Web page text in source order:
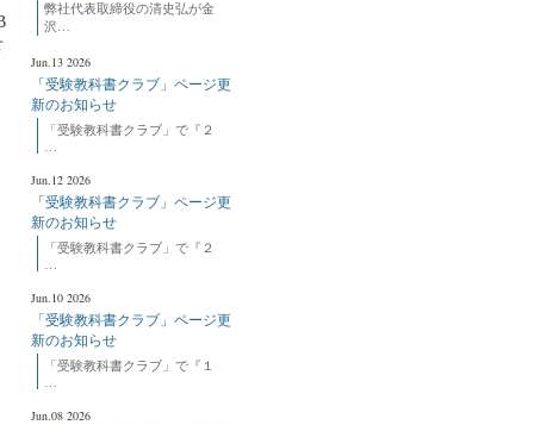
弊社代表取締役の清史弘が金
沢…
Jun.13 2026
「受験教科書クラブ」ページ更
新のお知らせ
「受験教科書クラブ」で『２
Jun.12 2026
「受験教科書クラブ」ページ更
新のお知らせ
「受験教科書クラブ」で『２
Jun.10 2026
「受験教科書クラブ」ページ更
新のお知らせ
「受験教科書クラブ」で『１
Jun.08 2026